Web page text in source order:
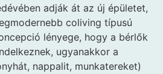
adják át az új épületet,
coliving típusú
lényege, hogy a bérlők
ugyanakkor a
nappalit, munkatereket)